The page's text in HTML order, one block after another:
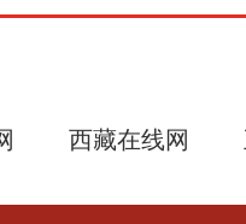
西藏在线网